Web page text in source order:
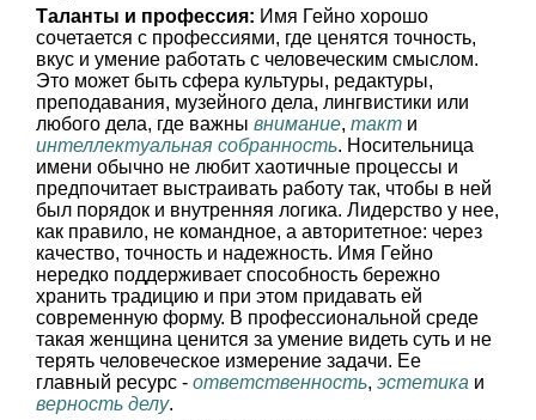
Таланты и профессия: Имя Гейно хорошо
сочетается с профессиями, где ценятся точность,
вкус и умение работать с человеческим смыслом.
Это может быть сфера культуры, редактуры,
преподавания, музейного дела, лингвистики или
любого дела, где важны внимание, такт и
интеллектуальная собранность. Носительница
имени обычно не любит хаотичные процессы и
предпочитает выстраивать работу так, чтобы в ней
был порядок и внутренняя логика. Лидерство у нее,
как правило, не командное, а авторитетное: через
качество, точность и надежность. Имя Гейно
нередко поддерживает способность бережно
хранить традицию и при этом придавать ей
современную форму. В профессиональной среде
такая женщина ценится за умение видеть суть и не
терять человеческое измерение задачи. Ее
главный ресурс - ответственность, эстетика и
верность делу.